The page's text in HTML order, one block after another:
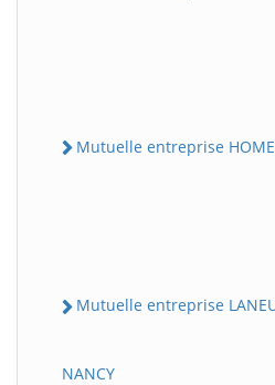
Mutuelle entreprise
Mutuelle entreprise
NANCY